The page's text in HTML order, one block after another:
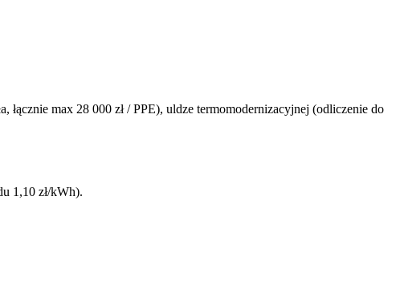
łącznie max 28 000 zł / PPE), uldze termomodernizacyjnej (odliczenie do
1,10 zł/kWh).